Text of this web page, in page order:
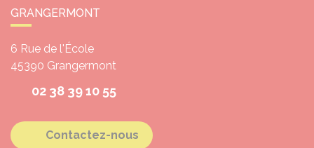
GRANGERMONT
6 Rue de l'École
45390 Grangermont
02 38 39 10 55
Contactez-nous